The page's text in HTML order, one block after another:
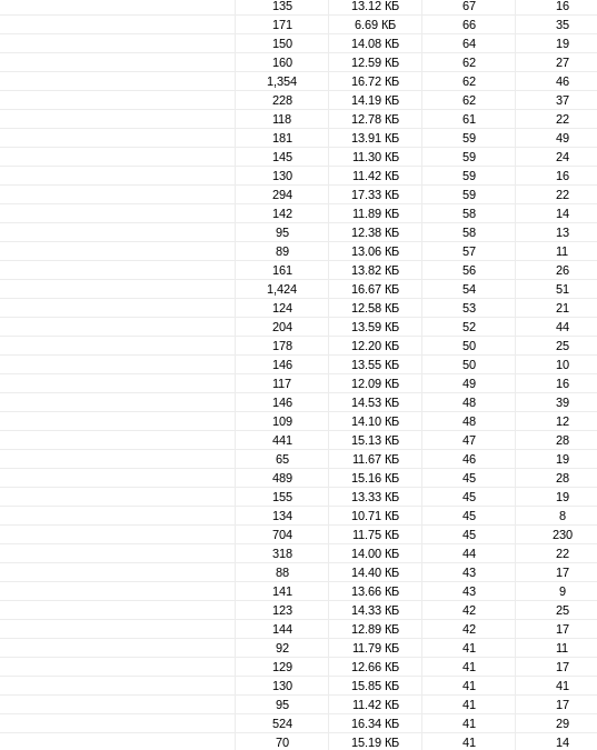
135 13.12 КБ 67
16
171 6.69 КБ 66
35
150 14.08 КБ 64
19
160 12.59 КБ 62
27
1,354 16.72 КБ 62
46
228 14.19 КБ 62
37
118 12.78 КБ 61
22
181 13.91 КБ 59
49
145 11.30 КБ 59
24
130 11.42 КБ 59
16
294 17.33 КБ 59
22
142 11.89 КБ 58
14
95 12.38 КБ 58
13
89 13.06 КБ 57
11
161 13.82 КБ 56
26
1,424 16.67 КБ 54
51
124 12.58 КБ 53
21
204 13.59 КБ 52
44
178 12.20 КБ 50
25
146 13.55 КБ 50
10
117 12.09 КБ 49
16
146 14.53 КБ 48
39
109 14.10 КБ 48
12
441 15.13 КБ 47
28
65 11.67 КБ 46
19
489 15.16 КБ 45
28
155 13.33 КБ 45
19
134 10.71 КБ 45
8
704 11.75 КБ 45
230
318 14.00 КБ 44
22
88 14.40 КБ 43
17
141 13.66 КБ 43
9
123 14.33 КБ 42
25
144 12.89 КБ 42
17
92 11.79 КБ 41
11
129 12.66 КБ 41
17
130 15.85 КБ 41
41
95 11.42 КБ 41
17
524 16.34 КБ 41
29
70 15.19 КБ 41
14